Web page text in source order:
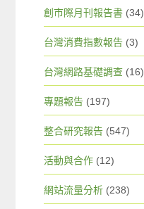
創市際月刊報告書 (34)
台灣消費指數報告 (3)
台灣網路基礎調查 (16)
專題報告 (197)
整合研究報告 (547)
活動與合作 (12)
網站流量分析 (238)